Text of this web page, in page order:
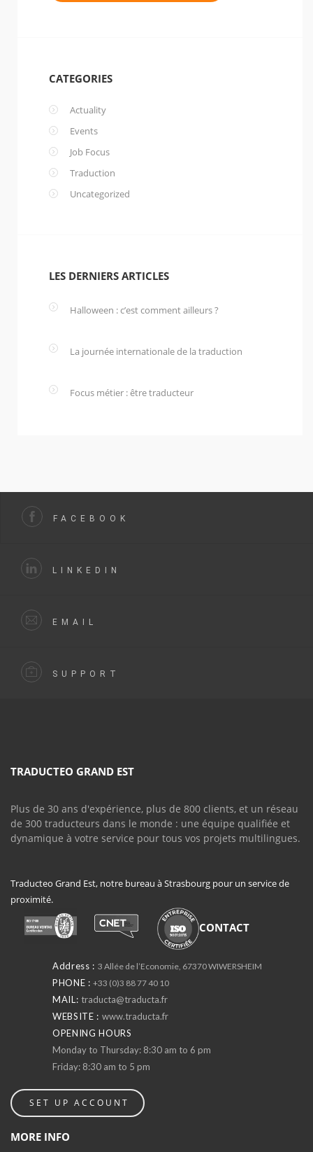
CATEGORIES
Actuality
Events
Job Focus
Traduction
Uncategorized
LES DERNIERS ARTICLES
Halloween : c’est comment ailleurs ?
La journée internationale de la traduction
Focus métier : être traducteur
FACEBOOK
LINKEDIN
EMAIL
SUPPORT
TRADUCTEO GRAND EST
Plus de 30 ans d'expérience, plus de 800 clients, et un réseau
de 300 traducteurs dans le monde : une équipe qualifiée et
dynamique à votre service pour tous vos projets multilingues.
Traducteo Grand Est, notre bureau à Strasbourg pour un service de
proximité.
CONTACT
Address : 3 Allée de l’Economie, 67370 WIWERSHEIM
PHONE :+33 (0)3 88 77 40 10
MAIL: traducta@traducta.fr
WEBSITE : www.traducta.fr
OPENING HOURS
Monday to Thursday: 8:30 am to 6 pm
Friday: 8:30 am to 5 pm
SET UP ACCOUNT
MORE INFO